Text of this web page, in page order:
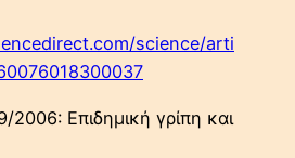
science/arti
Επιδημική γρίπη και